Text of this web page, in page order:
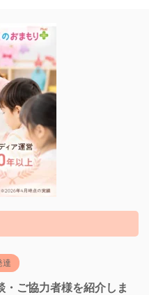
達
・ご協力者様を紹介しま